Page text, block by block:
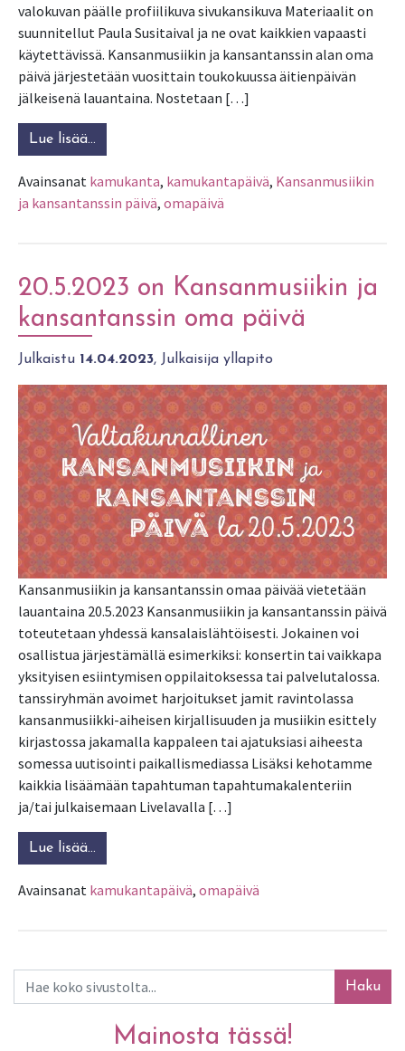
valokuvan päälle profiilikuva sivukansikuva Materiaalit on
suunnitellut Paula Susitaival ja ne ovat kaikkien vapaasti
käytettävissä. Kansanmusiikin ja kansantanssin alan oma
päivä järjestetään vuosittain toukokuussa äitienpäivän
jälkeisenä lauantaina. Nostetaan […]
Lue lisää…
Avainsanat kamukanta, kamukantapäivä, Kansanmusiikin
ja kansantanssin päivä, omapäivä
20.5.2023 on Kansanmusiikin ja
kansantanssin oma päivä
Julkaistu 14.04.2023, Julkaisija yllapito
Kansanmusiikin ja kansantanssin omaa päivää vietetään
lauantaina 20.5.2023 Kansanmusiikin ja kansantanssin päivä
toteutetaan yhdessä kansalaislähtöisesti. Jokainen voi
osallistua järjestämällä esimerkiksi: konsertin tai vaikkapa
yksityisen esiintymisen oppilaitoksessa tai palvelutalossa.
tanssiryhmän avoimet harjoitukset jamit ravintolassa
kansanmusiikki-aiheisen kirjallisuuden ja musiikin esittely
kirjastossa jakamalla kappaleen tai ajatuksiasi aiheesta
somessa uutisointi paikallismediassa Lisäksi kehotamme
kaikkia lisäämään tapahtuman tapahtumakalenteriin
ja/tai julkaisemaan Livelavalla […]
Lue lisää…
Avainsanat kamukantapäivä, omapäivä
Haku
Mainosta tässä!